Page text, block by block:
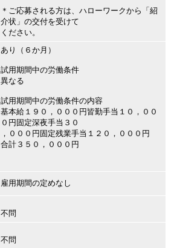
＊ご応募される方は、ハローワークから「紹
介状」の交付を受けて
ください。
あり（６か月）
試用期間中の労働条件
異なる
試用期間中の労働条件の内容
基本給１９０，０００円皆勤手当１０，００
０円固定深夜手当３０
，０００円固定残業手当１２０，０００円
合計３５０，０００円
雇用期間の定めなし
不問
不問